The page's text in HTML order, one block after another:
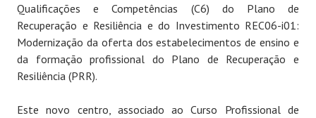
Qualificações e Competências (C6) do Plano de
Recuperação e Resiliência e do Investimento REC06-i01:
Modernização da oferta dos estabelecimentos de ensino e
da formação profissional do Plano de Recuperação e
Resiliência (PRR).
Este novo centro, associado ao Curso Profissional de